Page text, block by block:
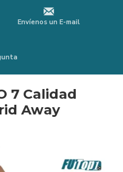
Envíenos un E-mail
7 Calidad
Away